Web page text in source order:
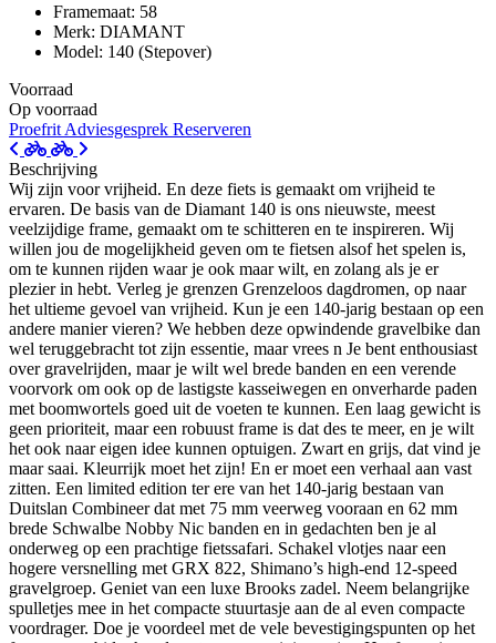
Framemaat: 58
Merk: DIAMANT
Model: 140 (Stepover)
Voorraad
Op voorraad
Proefrit Adviesgesprek Reserveren
Beschrijving
Wij zijn voor vrijheid. En deze fiets is gemaakt om vrijheid te
ervaren. De basis van de Diamant 140 is ons nieuwste, meest
veelzijdige frame, gemaakt om te schitteren en te inspireren. Wij
willen jou de mogelijkheid geven om te fietsen alsof het spelen is,
om te kunnen rijden waar je ook maar wilt, en zolang als je er
plezier in hebt. Verleg je grenzen Grenzeloos dagdromen, op naar
het ultieme gevoel van vrijheid. Kun je een 140-jarig bestaan op een
andere manier vieren? We hebben deze opwindende gravelbike dan
wel teruggebracht tot zijn essentie, maar vrees n Je bent enthousiast
over gravelrijden, maar je wilt wel brede banden en een verende
voorvork om ook op de lastigste kasseiwegen en onverharde paden
met boomwortels goed uit de voeten te kunnen. Een laag gewicht is
geen prioriteit, maar een robuust frame is dat des te meer, en je wilt
het ook naar eigen idee kunnen optuigen. Zwart en grijs, dat vind je
maar saai. Kleurrijk moet het zijn! En er moet een verhaal aan vast
zitten. Een limited edition ter ere van het 140-jarig bestaan van
Duitslan Combineer dat met 75 mm veerweg vooraan en 62 mm
brede Schwalbe Nobby Nic banden en in gedachten ben je al
onderweg op een prachtige fietssafari. Schakel vlotjes naar een
hogere versnelling met GRX 822, Shimano’s high-end 12-speed
gravelgroep. Geniet van een luxe Brooks zadel. Neem belangrijke
spulletjes mee in het compacte stuurtasje aan de al even compacte
voordrager. Doe je voordeel met de vele bevestigingspunten op het